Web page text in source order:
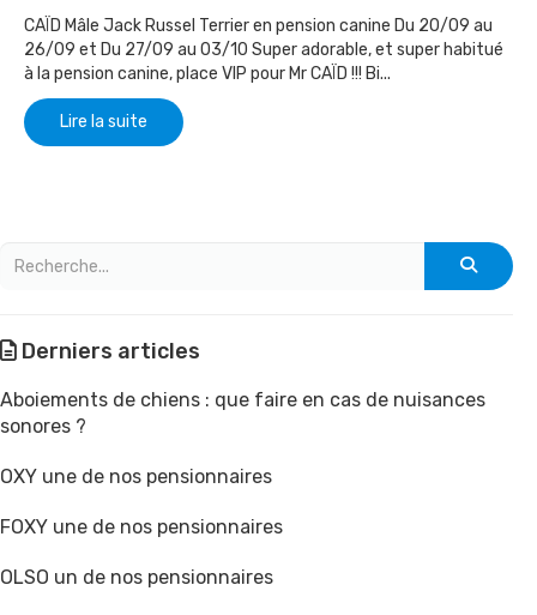
CAÏD Mâle Jack Russel Terrier en pension canine Du 20/09 au
26/09 et Du 27/09 au 03/10 Super adorable, et super habitué
à la pension canine, place VIP pour Mr CAÏD !!! Bi...
Lire la suite
Derniers articles
Aboiements de chiens : que faire en cas de nuisances
sonores ?
OXY une de nos pensionnaires
FOXY une de nos pensionnaires
OLSO un de nos pensionnaires